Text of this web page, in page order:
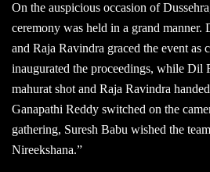
On the auspicious occasion of
ceremony was held in a grand manner.
and Raja Ravindra graced the event as
inaugurated the proceedings, while Dil
mahurat shot and Raja Ravindra
Ganapathi Reddy switched on the
gathering, Suresh Babu wished the
Nireekshana.”